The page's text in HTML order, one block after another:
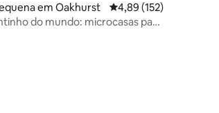
em Oakhurst Classificação média
4,89 (152)
do mundo: microcasas para